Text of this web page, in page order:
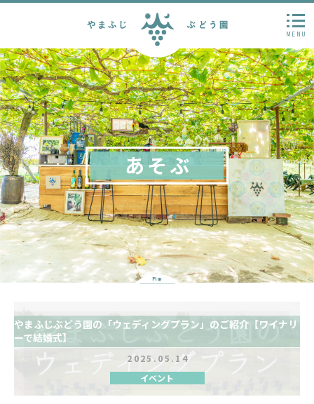
MENU
あそぶ
Play
やまふじぶどう園の「ウェディングプラン」のご紹介【ワイナリ
ーで結婚式】
2025.05.14
イベント